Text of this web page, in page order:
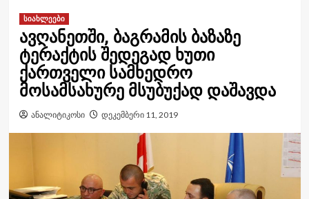
სიახლეები
ავღანეთში, ბაგრამის ბაზაზე
ტერაქტის შედეგად ხუთი
ქართველი სამხედრო
მოსამსახურე მსუბუქად დაშავდა
ანალიტიკოსი დეკემბერი 11, 2019